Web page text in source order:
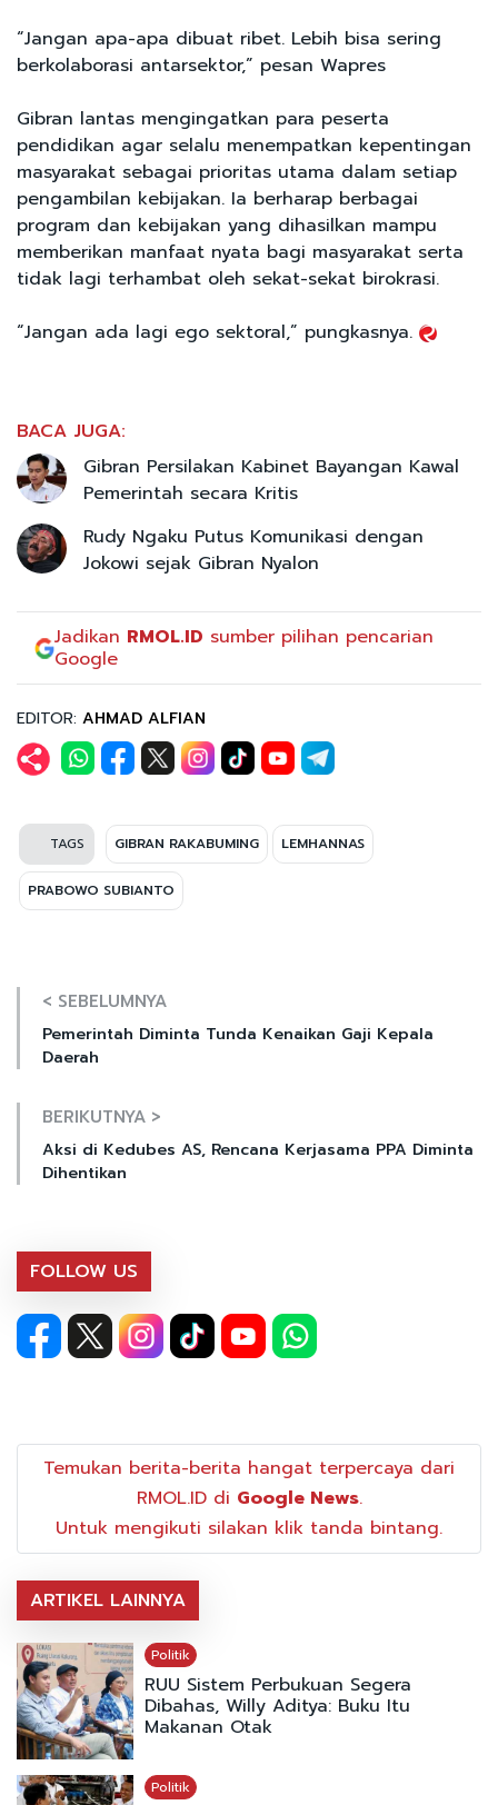
“Jangan apa-apa dibuat ribet. Lebih bisa sering
berkolaborasi antarsektor,” pesan Wapres
Gibran lantas mengingatkan para peserta
pendidikan agar selalu menempatkan kepentingan
masyarakat sebagai prioritas utama dalam setiap
pengambilan kebijakan. Ia berharap berbagai
program dan kebijakan yang dihasilkan mampu
memberikan manfaat nyata bagi masyarakat serta
tidak lagi terhambat oleh sekat-sekat birokrasi.
“Jangan ada lagi ego sektoral,” pungkasnya.
BACA JUGA:
Gibran Persilakan Kabinet Bayangan Kawal
Pemerintah secara Kritis
Rudy Ngaku Putus Komunikasi dengan
Jokowi sejak Gibran Nyalon
Jadikan RMOL.ID sumber pilihan pencarian
Google
EDITOR: AHMAD ALFIAN
TAGS GIBRAN RAKABUMING LEMHANNAS
PRABOWO SUBIANTO
< SEBELUMNYA
Pemerintah Diminta Tunda Kenaikan Gaji Kepala
Daerah
BERIKUTNYA >
Aksi di Kedubes AS, Rencana Kerjasama PPA Diminta
Dihentikan
FOLLOW US
Temukan berita-berita hangat terpercaya dari
RMOL.ID di Google News.
Untuk mengikuti silakan klik tanda bintang.
ARTIKEL LAINNYA
Politik
RUU Sistem Perbukuan Segera
Dibahas, Willy Aditya: Buku Itu
Makanan Otak
Politik